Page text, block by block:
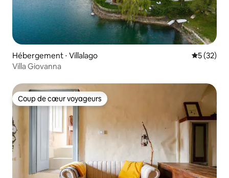
Hébergement ⋅ Villalago
5 (32)
Villa Giovanna
Coup de cœur voyageurs
Coup de cœur voyageurs